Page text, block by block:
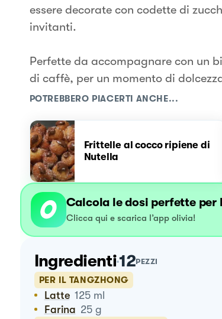
essere decorate con codette di
invitanti.
Perfette da accompagnare con un
di caffè, per un momento di
POTREBBERO PIACERTI ANCHE...
Frittelle al cocco ripiene di
Nutella
Calcola le dosi perfette per
Clicca qui e scarica l’app olivia!
Ingredienti12PEZZI
PER IL TANGZHONG
Latte 125 ml
Farina 25 g